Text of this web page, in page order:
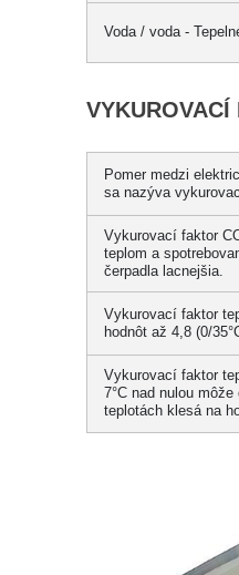
Voda / voda -
Pomer medzi
sa nazýva
Vykurovací faktor
teplom a
čerpadla lacnejšia.
Vykurovací faktor
hodnôt až 4,8 (0/
Vykurovací faktor
7°C nad nulou
teplotách klesá na